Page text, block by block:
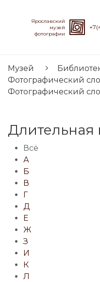
Ярославский
музей
фотографии
Музей
Фотографический
Фотографический
Всё
А
Б
В
Г
Д
Е
Ж
З
И
К
Л